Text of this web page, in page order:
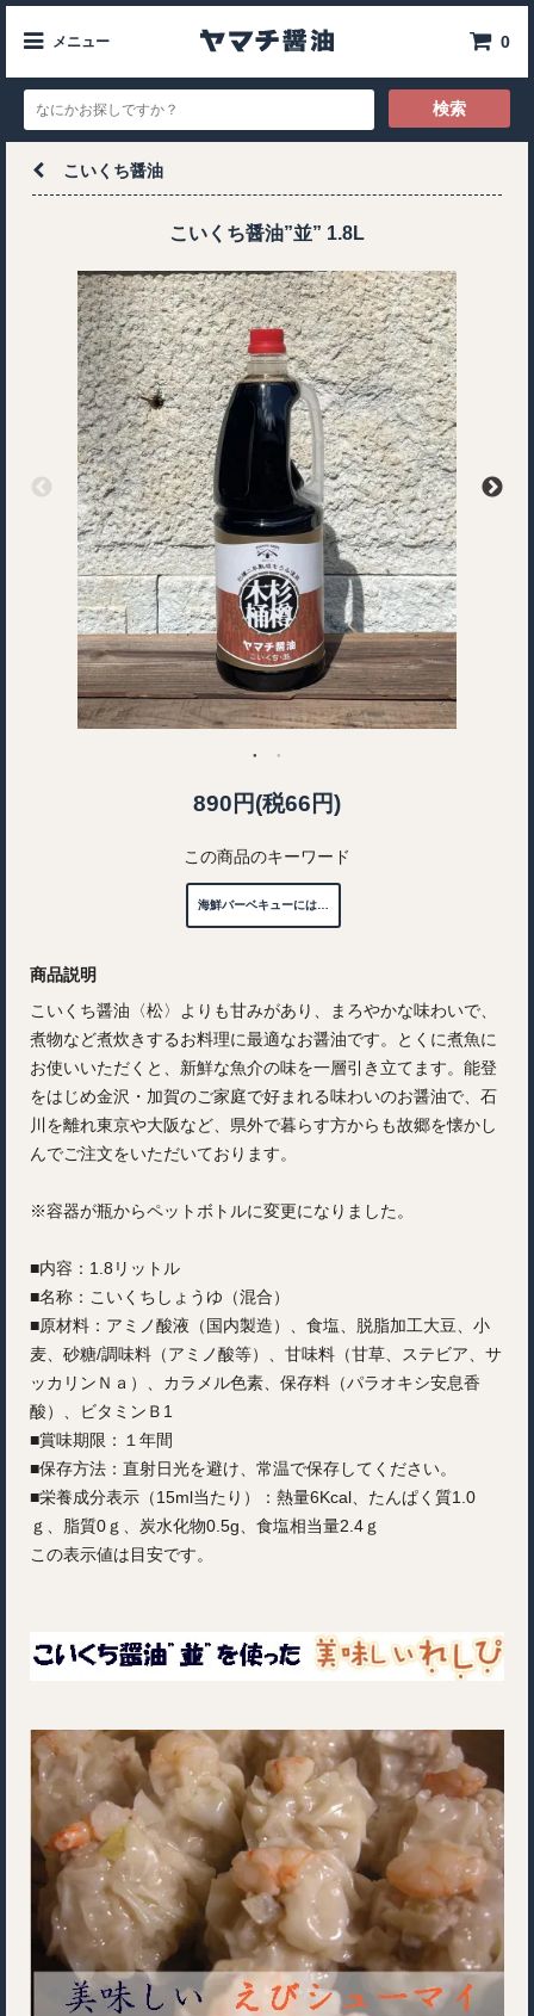
メニュー 0
検索
こいくち醤油
こいくち醤油”並” 1.8L
890円(税66円)
この商品のキーワード
海鮮バーベキューには…
商品説明
こいくち醤油〈松〉よりも甘みがあり、まろやかな味わいで、
煮物など煮炊きするお料理に最適なお醤油です。とくに煮魚に
お使いいただくと、新鮮な魚介の味を一層引き立てます。能登
をはじめ金沢・加賀のご家庭で好まれる味わいのお醤油で、石
川を離れ東京や大阪など、県外で暮らす方からも故郷を懐かし
んでご注文をいただいております。
※容器が瓶からペットボトルに変更になりました。
■内容：1.8リットル
■名称：こいくちしょうゆ（混合）
■原材料：アミノ酸液（国内製造）、食塩、脱脂加工大豆、小
麦、砂糖/調味料（アミノ酸等）、甘味料（甘草、ステビア、サ
ッカリンＮａ）、カラメル色素、保存料（パラオキシ安息香
酸）、ビタミンＢ1
■賞味期限：１年間
■保存方法：直射日光を避け、常温で保存してください。
■栄養成分表示（15ml当たり）：熱量6Kcal、たんぱく質1.0
ｇ、脂質0ｇ、炭水化物0.5g、食塩相当量2.4ｇ
この表示値は目安です。